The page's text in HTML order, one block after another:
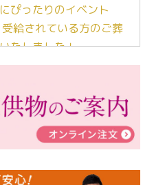
ぴったりのイベント
受給されている方のご葬
たしました！
教室】「マンガで学
な家族葬ハウス®町田成
ました！
島地震災害の寄付のご報
のご報告